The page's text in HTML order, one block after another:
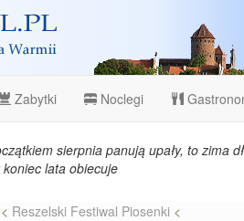
Zabytki Noclegi
sierpnia panują upały, to zima
lata obiecuje
< Reszelski Festiwal Piosenki <